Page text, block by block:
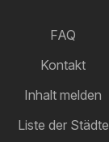
FAQ
Kontakt
Inhalt melden
Liste der Städte